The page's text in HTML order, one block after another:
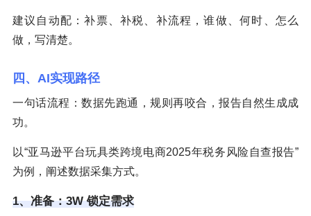
建议自动配：补票、补税、补流程，谁做、何时、怎么
做，写清楚。
四、AI实现路径
一句话流程：数据先跑通，规则再咬合，报告自然生成成
功。
以“亚马逊平台玩具类跨境电商2025年税务风险自查报告”
为例，阐述数据采集方式。
1、准备：3W 锁定需求